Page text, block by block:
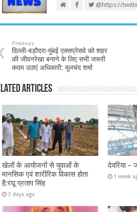
@https://
Previous
दिल्ली-बड़ौदरा-मुंबई एक्सप्रेसवे को शहर
की जीवनरेखा बनाने के लिए सभी जरूरी
कदम उठाएं अधिकारी: मूलचंद शर्मा
Articles
खेलों के आयोजनों से युवाओं के
मानसिक एवं शारीरिक विकास होता
है:रघू प्रताप सिंह
3 days ago
देवरिया –
1 week